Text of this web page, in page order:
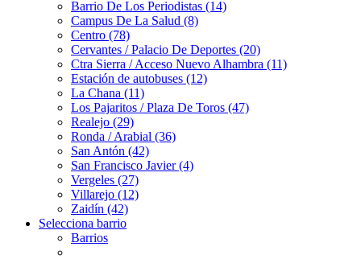
Barrio De Los Periodistas (14)
Campus De La Salud (8)
Centro (78)
Cervantes / Palacio De Deportes (20)
Ctra Sierra / Acceso Nuevo Alhambra (11)
Estación de autobuses (12)
La Chana (11)
Los Pajaritos / Plaza De Toros (47)
Realejo (29)
Ronda / Arabial (36)
San Antón (42)
San Francisco Javier (4)
Vergeles (27)
Villarejo (12)
Zaidín (42)
Selecciona barrio
Barrios